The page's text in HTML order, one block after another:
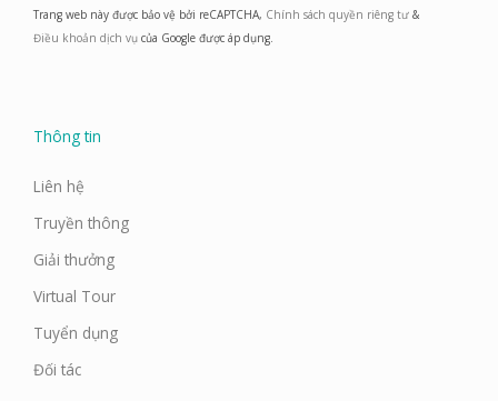
b
o
a
g
e
d
u
b
Trang web này được bảo vệ bởi reCAPTCHA, Chính sách quyền riêng tư &
Điều khoản dịch vụ của Google được áp dụng.
Thông tin
Liên hệ
Truyền thông
Giải thưởng
Virtual Tour
Tuyển dụng
Đối tác